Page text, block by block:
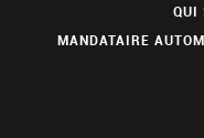
QUI
MANDATAIRE